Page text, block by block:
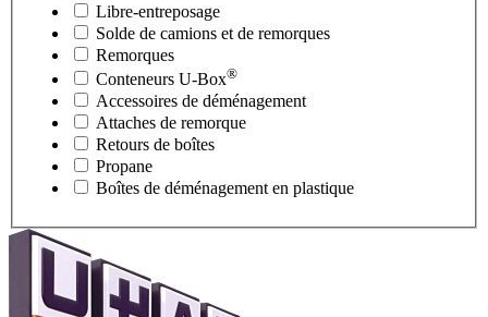
Libre-entreposage
Solde de camions et de remorques
Remorques
Conteneurs U-Box®
Accessoires de déménagement
Attaches de remorque
Retours de boîtes
Propane
Boîtes de déménagement en plastique